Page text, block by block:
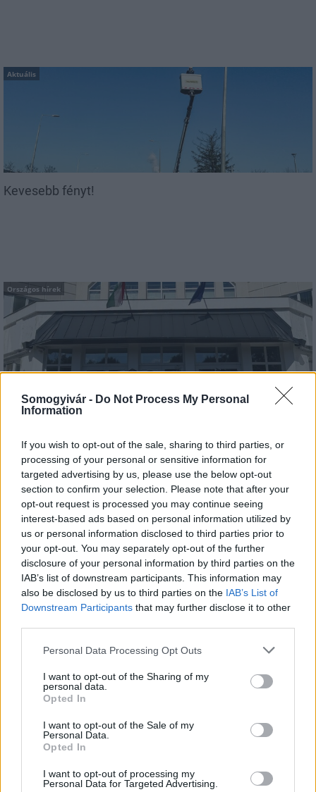
Somogyivár - Do Not Process My Personal
Information
If you wish to opt-out of the sale, sharing to third parties, or
processing of your personal or sensitive information for
targeted advertising by us, please use the below opt-out
section to confirm your selection. Please note that after your
opt-out request is processed you may continue seeing
interest-based ads based on personal information utilized by
us or personal information disclosed to third parties prior to
your opt-out. You may separately opt-out of the further
disclosure of your personal information by third parties on the
IAB’s list of downstream participants. This information may
also be disclosed by us to third parties on the IAB’s List of
Downstream Participants that may further disclose it to other
Please note that this website/app uses one or more Google
not limited to your visit or usage behaviour. You may click to
grant or deny consent to Google and its third-party tags to
use your data for below specified purposes in below Google
consent section.
Personal Data Processing Opt Outs
I want to opt-out of the Sharing of my
personal data.
Opted In
I want to opt-out of the Sale of my
Personal Data.
Opted In
I want to opt-out of processing my
Personal Data for Targeted Advertising.
Aktuális
Kevesebb fényt!
Országos hírek
Kecskeméten is szakirányú továbbképzésekkel erősít a
MAGYAR ÉPÍTŐK
Útépítés
BKK KM Építő Kft.
Látványos építési szakasz indult be a Flórián téri